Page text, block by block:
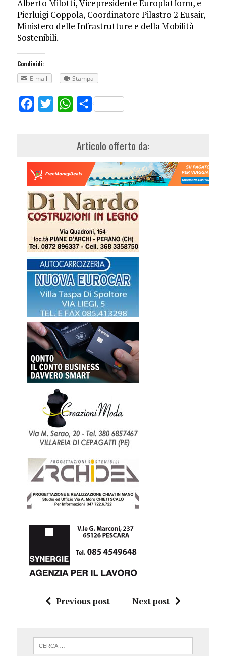
Alberto Milotti, Vicepresidente Europlatform, e
Pierluigi Coppola, Coordinatore Pilastro 2 Eusair,
Ministero delle Infrastrutture e della Mobilità
Sostenibili.
Condividi:
E-mail
Stampa
FacebookTwitterWhatsApp
Share
Articolo offerto da:
Previous post Next post